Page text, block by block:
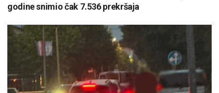
godine snimio čak 7.536 prekršaja